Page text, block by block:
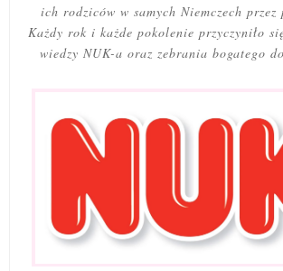
ich rodziców w samych Niemczech
Każdy rok i każde pokolenie przyczyniło
wiedzy NUK-a oraz zebrania bogatego